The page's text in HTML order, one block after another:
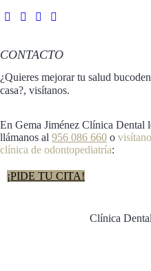
CONTACTO
¿Quieres mejorar tu salud
casa?, visítanos.
En Gema Jiménez Clínica Dental
llámanos al 956 086 660 o
clínica de odontopediatría:
¡PIDE TU CITA!
Clínica